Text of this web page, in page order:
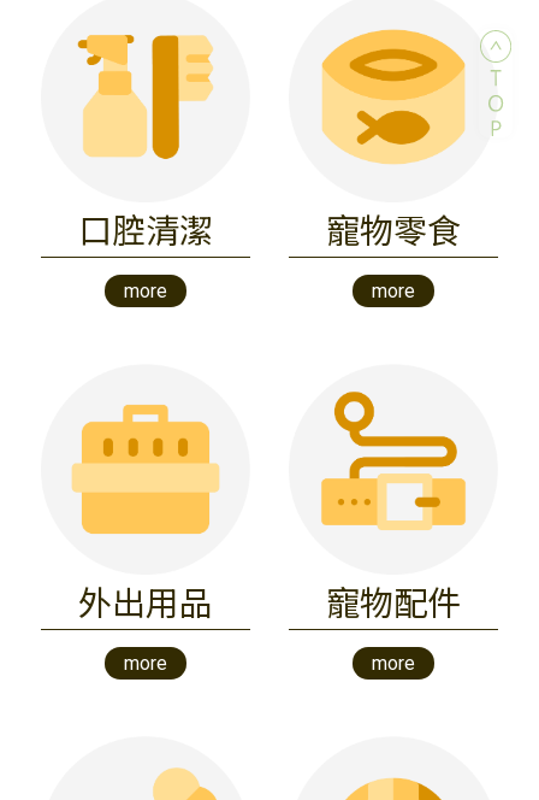
口腔清潔
more
寵物零食
more
外出用品
more
寵物配件
more